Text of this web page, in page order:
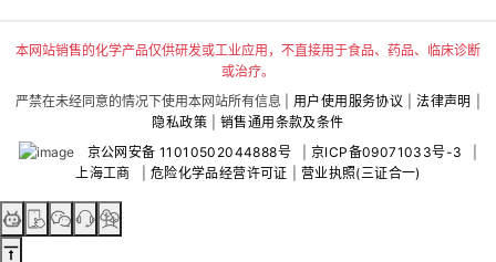
本网站销售的化学产品仅供研发或工业应用，不直接用于食品、药品、临床诊断
或治疗。
严禁在未经同意的情况下使用本网站所有信息 |
用户使用服务协议 法律声明
隐私政策
销售通用条款及条件
京公网安备 11010502044888号
京ICP备09071033号-3
上海工商
危险化学品经营许可证 营业执照(三证合一)